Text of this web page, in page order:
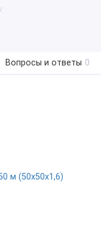
Вопросы и ответы 0